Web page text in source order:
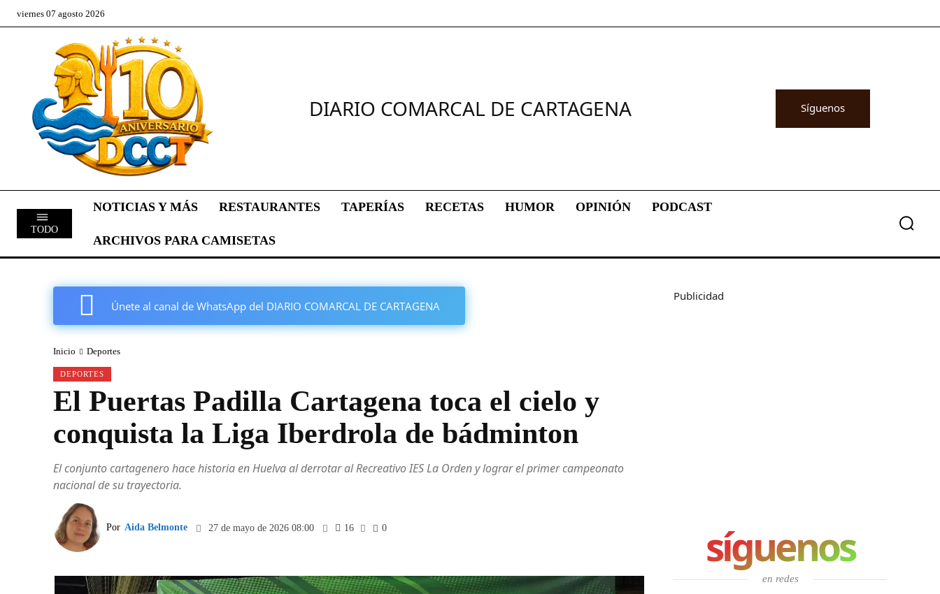
viernes 07 agosto 2026
DIARIO COMARCAL DE CARTAGENA Síguenos
TODO
NOTICIAS Y MÁS RESTAURANTES TAPERÍAS RECETAS HUMOR OPINIÓN PODCAST
ARCHIVOS PARA CAMISETAS
Únete al canal de WhatsApp del DIARIO COMARCAL DE CARTAGENA
Inicio Deportes
DEPORTES
El Puertas Padilla Cartagena toca el cielo y
conquista la Liga Iberdrola de bádminton
El conjunto cartagenero hace historia en Huelva al derrotar al Recreativo IES La Orden y lograr el primer campeonato
nacional de su trayectoria.
Por Aida Belmonte 27 de mayo de 2026 08:00 16 0
Publicidad
síguenos
en redes